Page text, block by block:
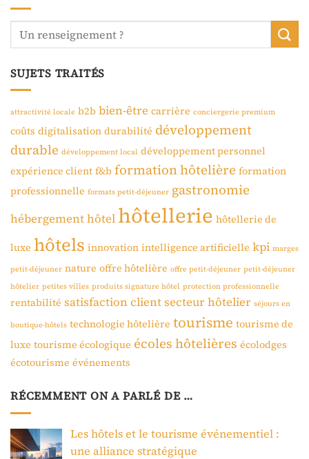
SUJETS TRAITÉS
attractivité locale b2b bien-être carrière conciergerie premium
coûts digitalisation durabilité développement
durable développement local développement personnel
expérience client f&b formation hôtelière formation
professionnelle formats petit-déjeuner gastronomie
hébergementhôtel hôtellerie hôtellerie de
luxe hôtels innovation intelligence artificielle kpi marges
petit-déjeuner nature offre hôtelière offre petit-déjeuner petit-déjeuner
hôtelier petites villes produits signature hôtel protection professionnelle
rentabilité satisfaction clientsecteur hôtelier séjours en
boutique-hôtels technologie hôtelière tourisme tourisme de
luxe tourisme écologique écoles hôtelières écolodges
écotourisme événements
RÉCEMMENT ON A PARLÉ DE …
Les hôtels et le tourisme événementiel :
une alliance stratégique